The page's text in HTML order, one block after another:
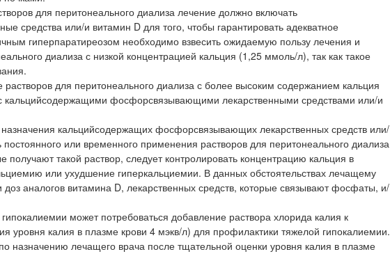
для перитонеального диализа лечение должно включать
средства или/и витамин D для того, чтобы гарантировать адекватное
гиперпаратиреозом необходимо взвесить ожидаемую пользу лечения и
диализа с низкой концентрацией кальция (1,25 ммоль/л), так как такое
для перитонеального диализа с более высоким содержанием кальция
кальцийсодержащими фосфорсвязывающими лекарственными средствами или/и
кальцийсодержащих фосфорсвязывающих лекарственных средств или/
или временного применения растворов для перитонеального диализа
такой раствор, следует контролировать концентрацию кальция в
или ухудшение гиперкальциемии. В данных обстоятельствах лечащему
аналогов витамина D, лекарственных средств, которые связывают фосфаты, и/
может потребоваться добавление раствора хлорида калия к
уровня калия в плазме крови 4 мэкв/л) для профилактики тяжелой гипокалиемии.
назначению лечащего врача после тщательной оценки уровня калия в плазме